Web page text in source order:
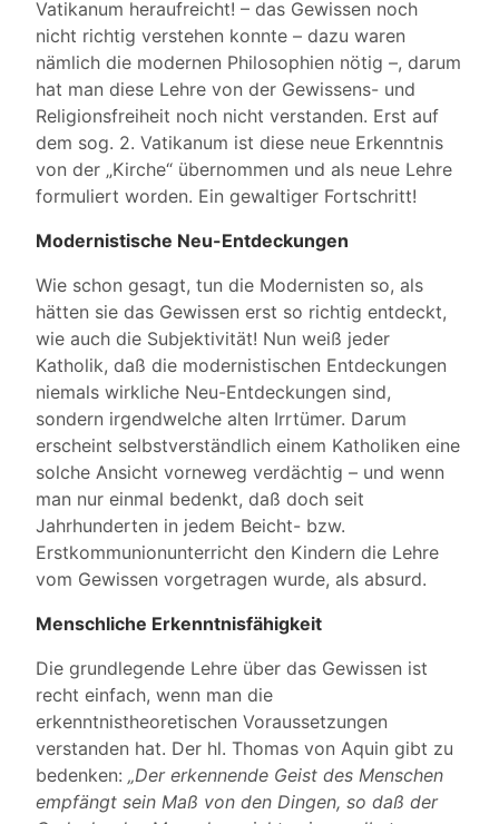
Vatikanum heraufreicht! – das Gewissen noch
nicht richtig verstehen konnte – dazu waren
nämlich die modernen Philosophien nötig –, darum
hat man diese Lehre von der Gewissens- und
Religionsfreiheit noch nicht verstanden. Erst auf
dem sog. 2. Vatikanum ist diese neue Erkenntnis
von der „Kirche“ übernommen und als neue Lehre
formuliert worden. Ein gewaltiger Fortschritt!
Modernistische Neu-Entdeckungen
Wie schon gesagt, tun die Modernisten so, als
hätten sie das Gewissen erst so richtig entdeckt,
wie auch die Subjektivität! Nun weiß jeder
Katholik, daß die modernistischen Entdeckungen
niemals wirkliche Neu-Entdeckungen sind,
sondern irgendwelche alten Irrtümer. Darum
erscheint selbstverständlich einem Katholiken eine
solche Ansicht vorneweg verdächtig – und wenn
man nur einmal bedenkt, daß doch seit
Jahrhunderten in jedem Beicht- bzw.
Erstkommunionunterricht den Kindern die Lehre
vom Gewissen vorgetragen wurde, als absurd.
Menschliche Erkenntnisfähigkeit
Die grundlegende Lehre über das Gewissen ist
recht einfach, wenn man die
erkenntnistheoretischen Voraussetzungen
verstanden hat. Der hl. Thomas von Aquin gibt zu
bedenken: „Der erkennende Geist des Menschen
empfängt sein Maß von den Dingen, so daß der